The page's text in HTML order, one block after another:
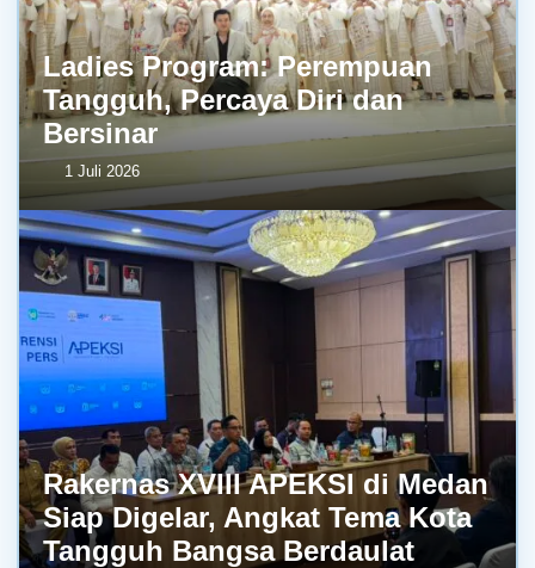
Ladies Program: Perempuan
Tangguh, Percaya Diri dan
Bersinar
1 Juli 2026
Rakernas XVIII APEKSI di Medan
Siap Digelar, Angkat Tema Kota
Tangguh Bangsa Berdaulat